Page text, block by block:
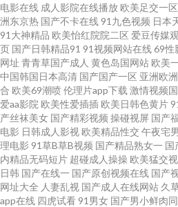
福利资源站 国产精品久久福利 91豆花视频
韩成人黄色网址 久久福利吧 91原创大神在
线视频 久久香焦网 91老湿机 麻豆免费毛片
黄色在线 51视频123区 黄色网入口站未满
品视频 国产精品久久内蒙 最新伦理片av 黄
区 91在线视频国 深夜在线91 成人秀场 夜
电影在线 成人影院在线播放 欧美足交一
洲东京热 国产不卡在线 91九色视频 日本
91大神精品 欧美怡红院院二区 爱豆传媒
页 国产日韩精品91 91视频网站在线69性
网址 青青草国产成人 黄色岛国网站 欧美
中国韩国日本高清 国产国产一区 亚洲欧
合 欧美69潮喷伦理片app下载 激情视频
爱aa影院 欧美性爱插插 欧美日韩色黄片
产丝袜美女 国产精彩视频 操碰视屏 国产
电影 日韩成人影视 欧美精品性交 午夜宅
理电影 91草B草B视频 国产精品熟女一 国
内精品无码短片 超碰成人操操 欧美猛交
日韩 国产在线一 国产原创视频在线 国产
网址大全 人妻乱视 国产成人在线网站 久
app在线 四虎试看 91男女 国产男小鲜肉同